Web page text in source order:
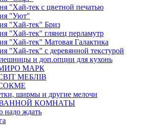
"Хай-тек с цветной печатью
"Уют"
"Хай-тек" Бриз
"Хай-тек" глянец перламутр
"Хай-тек" Матовая Галактика
"Хай-тек" с деревянной текстурой
и доп.опции для кухонь
МАРК
МЕБЛІВ
ширмы и другие мелочи
КОМНАТЫ
надо ждать